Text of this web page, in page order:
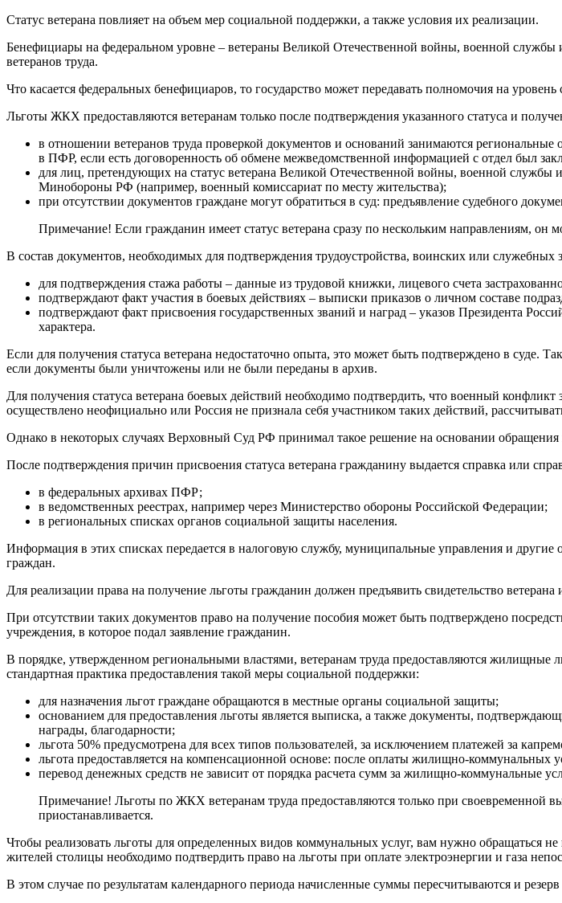
Статус ветерана повлияет на объем мер социальной поддержки, а также условия их реализации.
Бенефициары на федеральном уровне – ветераны Великой Отечественной войны, военной
ветеранов труда.
Что касается федеральных бенефициаров, то государство может передавать полномочия на
Льготы ЖКХ предоставляются ветеранам только после подтверждения указанного статуса и
в отношении ветеранов труда проверкой документов и оснований занимаются
в ПФР, если есть договоренность об обмене межведомственной информацией с отдел был
для лиц, претендующих на статус ветерана Великой Отечественной войны, военной службы
Минобороны РФ (например, военный комиссариат по месту жительства);
при отсутствии документов граждане могут обратиться в суд: предъявление судебного
Примечание! Если гражданин имеет статус ветерана сразу по нескольким направлениям,
В состав документов, необходимых для подтверждения трудоустройства, воинских или служебных
для подтверждения стажа работы – данные из трудовой книжки, лицевого счета
подтверждают факт участия в боевых действиях – выписки приказов о личном составе
подтверждают факт присвоения государственных званий и наград – указов Президента
характера.
Если для получения статуса ветерана недостаточно опыта, это может быть подтверждено в суде.
если документы были уничтожены или не были переданы в архив.
Для получения статуса ветерана боевых действий необходимо подтвердить, что военный
осуществлено неофициально или Россия не признала себя участником таких действий,
Однако в некоторых случаях Верховный Суд РФ принимал такое решение на основании обращения
После подтверждения причин присвоения статуса ветерана гражданину выдается справка или
в федеральных архивах ПФР;
в ведомственных реестрах, например через Министерство обороны Российской Федерации;
в региональных списках органов социальной защиты населения.
Информация в этих списках передается в налоговую службу, муниципальные управления и
граждан.
Для реализации права на получение льготы гражданин должен предъявить свидетельство
При отсутствии таких документов право на получение пособия может быть подтверждено
учреждения, в которое подал заявление гражданин.
В порядке, утвержденном региональными властями, ветеранам труда предоставляются жилищные
стандартная практика предоставления такой меры социальной поддержки:
для назначения льгот граждане обращаются в местные органы социальной защиты;
основанием для предоставления льготы является выписка, а также документы,
награды, благодарности;
льгота 50% предусмотрена для всех типов пользователей, за исключением платежей за
льгота предоставляется на компенсационной основе: после оплаты жилищно-коммунальных
перевод денежных средств не зависит от порядка расчета сумм за жилищно-коммунальные
Примечание! Льготы по ЖКХ ветеранам труда предоставляются только при своевременной
приостанавливается.
Чтобы реализовать льготы для определенных видов коммунальных услуг, вам нужно обращаться
жителей столицы необходимо подтвердить право на льготы при оплате электроэнергии и газа
В этом случае по результатам календарного периода начисленные суммы пересчитываются и резерв